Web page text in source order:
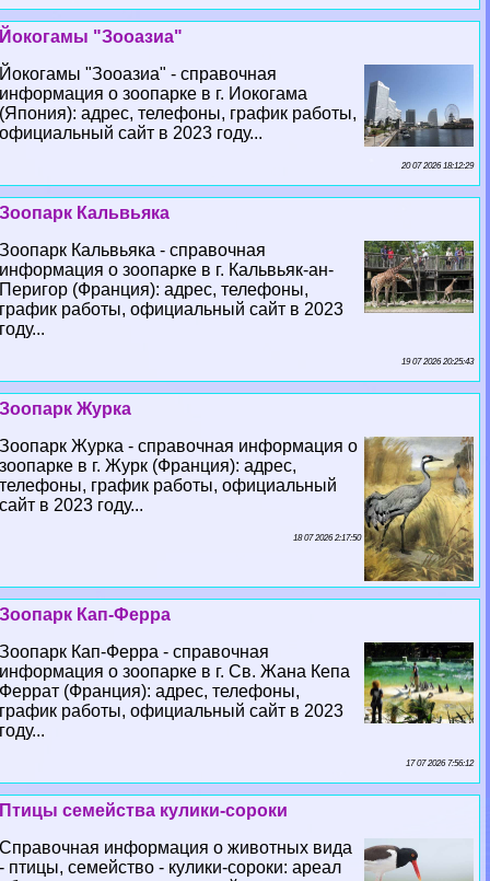
Йокогамы "Зооазиа"
Йокогамы "Зооазиа" - справочная
информация о зоопарке в г. Иокогама
(Япония): адрес, телефоны, график работы,
официальный сайт в 2023 году...
20 07 2026 18:12:29
Зоопарк Кальвьяка
Зоопарк Кальвьяка - справочная
информация о зоопарке в г. Кальвьяк-ан-
Перигор (Франция): адрес, телефоны,
график работы, официальный сайт в 2023
году...
19 07 2026 20:25:43
Зоопарк Журка
Зоопарк Журка - справочная информация о
зоопарке в г. Журк (Франция): адрес,
телефоны, график работы, официальный
сайт в 2023 году...
18 07 2026 2:17:50
Зоопарк Кап-Ферра
Зоопарк Кап-Ферра - справочная
информация о зоопарке в г. Св. Жана Кепа
Феррат (Франция): адрес, телефоны,
график работы, официальный сайт в 2023
году...
17 07 2026 7:56:12
Птицы семейства кулики-сороки
Справочная информация о животных вида
- птицы, семейство - кулики-сороки: ареал